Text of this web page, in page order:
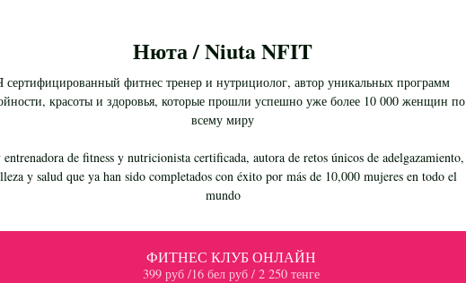
Нюта / Niuta NFIT
сертифицированный фитнес тренер и нутрициолог, автор уникальных программ
красоты и здоровья, которые прошли успешно уже более 10 000 женщин по
всему миру
entrenadora de fitness y nutricionista certificada, autora de retos únicos de adelgazamiento,
y salud que ya han sido completados con éxito por más de 10,000 mujeres en todo el
mundo
ФИТНЕС КЛУБ ОНЛАЙН
399 руб /16 бел руб / 2 250 тенге